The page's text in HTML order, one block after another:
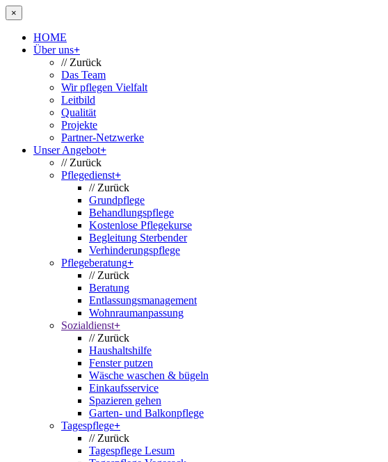
×
HOME
Über uns+
// Zurück
Das Team
Wir pflegen Vielfalt
Leitbild
Qualität
Projekte
Partner-Netzwerke
Unser Angebot+
// Zurück
Pflegedienst+
// Zurück
Grundpflege
Behandlungspflege
Kostenlose Pflegekurse
Begleitung Sterbender
Verhinderungspflege
Pflegeberatung+
// Zurück
Beratung
Entlassungsmanagement
Wohnraumanpassung
Sozialdienst+
// Zurück
Haushaltshilfe
Fenster putzen
Wäsche waschen & bügeln
Einkaufsservice
Spazieren gehen
Garten- und Balkonpflege
Tagespflege+
// Zurück
Tagespflege Lesum